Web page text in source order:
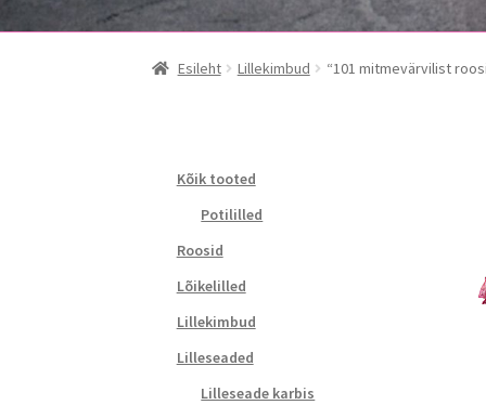
Esileht Lillekimbud “101 mitmevärvilist
Kõik tooted
Potililled
Roosid
Lõikelilled
Lillekimbud
Lilleseaded
Lilleseade karbis